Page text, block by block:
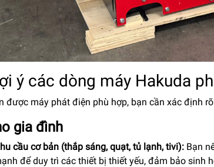
ý các dòng máy Hakuda
được máy phát điện phù hợp, bạn cần xác định
gia đình
cầu cơ bản (thắp sáng, quạt, tủ lạnh, tivi): Bạn
để duy trì các thiết bị thiết yếu, đảm bảo sinh